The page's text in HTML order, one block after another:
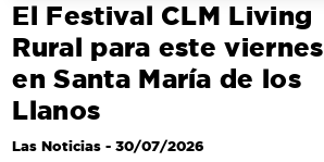
El Festival CLM Living
Rural para este viernes
en Santa María de los
Llanos
Las Noticias - 30/07/2026